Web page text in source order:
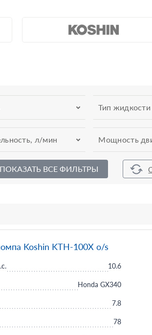
Тип жидкости
л/мин Мощность
ПОКАЗАТЬ ВСЕ ФИЛЬТРЫ
Koshin KTH-100X o/s
10.6
Honda GX340
7.8
78